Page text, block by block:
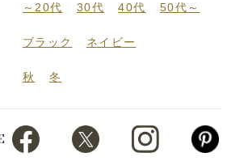
～20代 30代 40代 50代～
ブラック ネイビー
秋 冬